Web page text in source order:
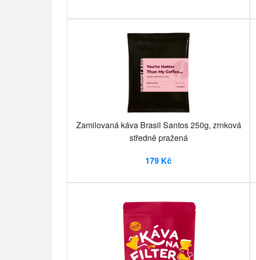
Zamilovaná káva Brasil Santos 250g, zrnková
středně pražená
179 Kč